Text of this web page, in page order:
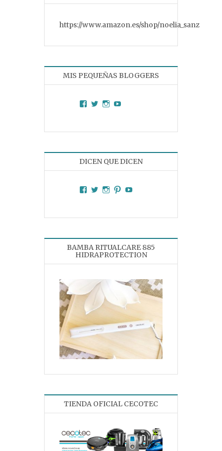
https://www.amazon.es/shop/noelia_sanz
MIS PEQUEÑAS BLOGGERS
Facebook
TwitterInstagram
DICEN QUE DICEN
Facebook
TwitterInstagram
Pinterest
BAMBA RITUALCARE 885
HIDRAPROTECTION
TIENDA OFICIAL CECOTEC